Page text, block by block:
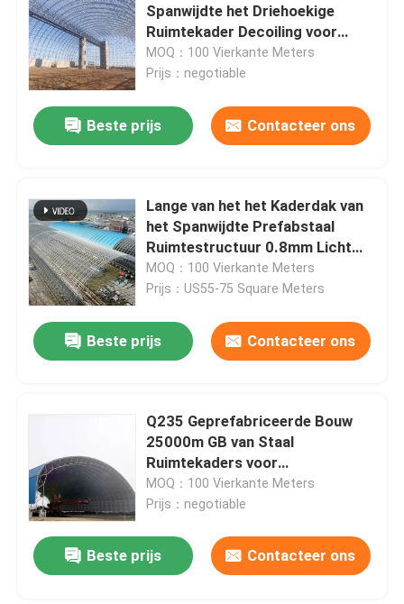
staal poortkader
Het Dakraam van de dakkoepel
De Structuur van het spanningsmembraan
de structuur van het stadionstaal
De Structuur van het pakhuisdak
Het Onderhoud van het metaaldak
Spanwijdte het Driehoekige
Ruimtekader Decoiling voor
Steenkoolloods bouwen
MOQ：100 Vierkante Meters
Prijs：negotiable
Beste prijs Contacteer ons
Lange van het het Kaderdak van
het Spanwijdte Prefabstaal
Ruimtestructuur 0.8mm Licht
Dak
MOQ：100 Vierkante Meters
Prijs：US55-75 Square Meters
Beste prijs Contacteer ons
Q235 Geprefabriceerde Bouw
25000m GB van Staal
Ruimtekaders voor
Gebouwenloods
MOQ：100 Vierkante Meters
Prijs：negotiable
Beste prijs Contacteer ons